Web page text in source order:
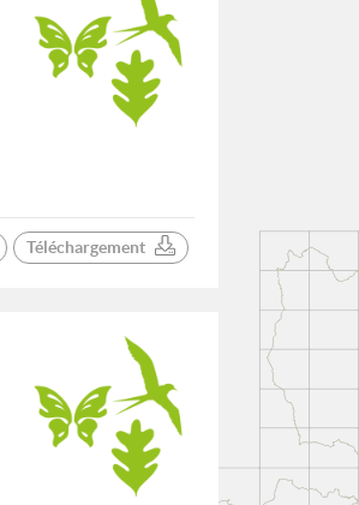
Téléchargement